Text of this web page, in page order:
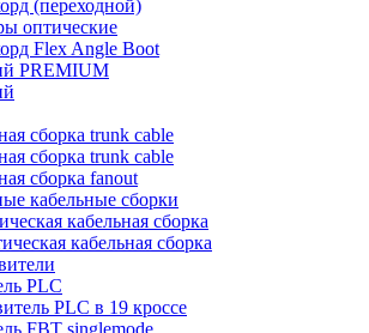
(переходной)
оптические
Flex Angle Boot
PREMIUM
сборка trunk cable
сборка trunk cable
сборка fanout
кабельные сборки
кабельная сборка
кабельная сборка
PLC
PLC в 19 кроссе
FBT singlemode